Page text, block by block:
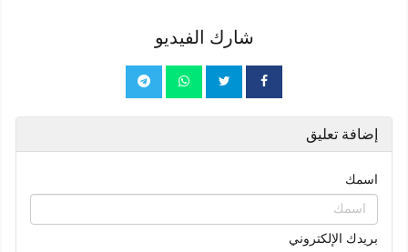
شارك الفيديو
إضافة تعليق
اسمك
بريدك الإلكتروني